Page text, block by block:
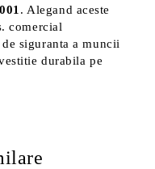
. Alegand aceste
comercial
siguranta a muncii
durabila pe